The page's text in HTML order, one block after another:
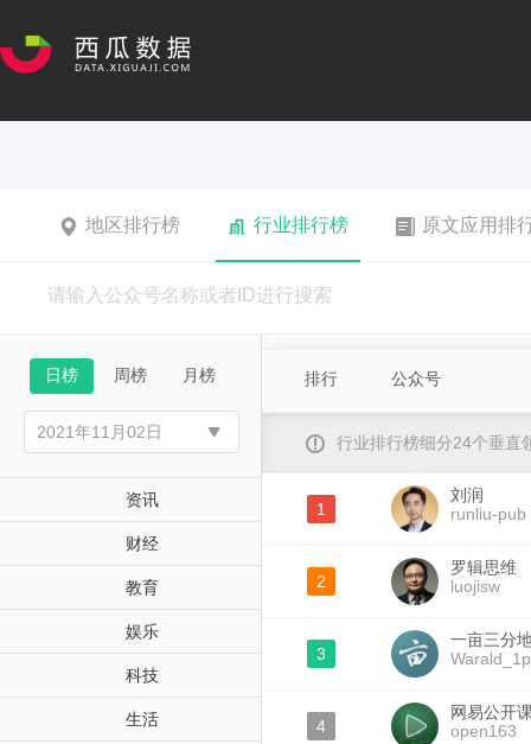
地区排行榜 行业排行榜 原文应用排
日榜 周榜 月榜
资讯
财经
教育
娱乐
科技
生活
排行 公众号
行业排行榜细分24个垂直
1
刘润
runliu-pub
2
罗辑思维
luojisw
3
一亩三分
4
网易公开
open163